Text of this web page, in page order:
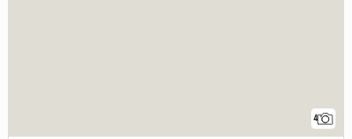
4